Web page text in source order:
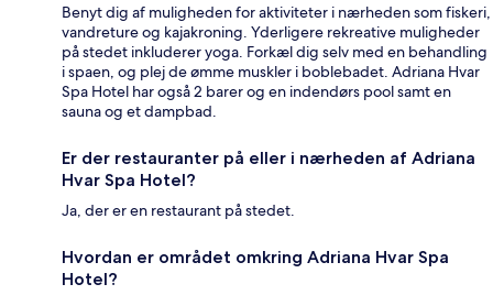
Benyt dig af muligheden for aktiviteter i nærheden som fiskeri,
vandreture og kajakroning. Yderligere rekreative muligheder
på stedet inkluderer yoga. Forkæl dig selv med en behandling
i spaen, og plej de ømme muskler i boblebadet. Adriana Hvar
Spa Hotel har også 2 barer og en indendørs pool samt en
sauna og et dampbad.
Er der restauranter på eller i nærheden af Adriana
Hvar Spa Hotel?
Ja, der er en restaurant på stedet.
Hvordan er området omkring Adriana Hvar Spa
Hotel?